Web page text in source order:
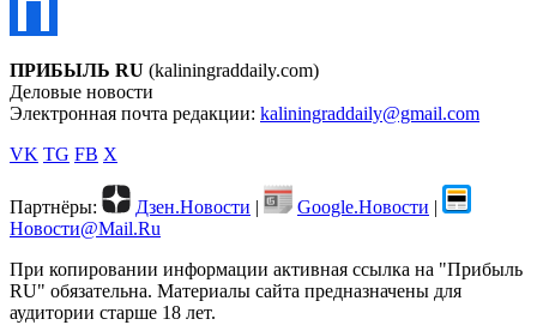
ПРИБЫЛЬ RU (kaliningraddaily.com)
Деловые новости
Электронная почта редакции: kaliningraddaily@gmail.com
VK TG FB X
Партнёры: Дзен.Новости | Google.Новости |
Новости@Mail.Ru
При копировании информации активная ссылка на "Прибыль
RU" обязательна. Материалы сайта предназначены для
аудитории старше 18 лет.